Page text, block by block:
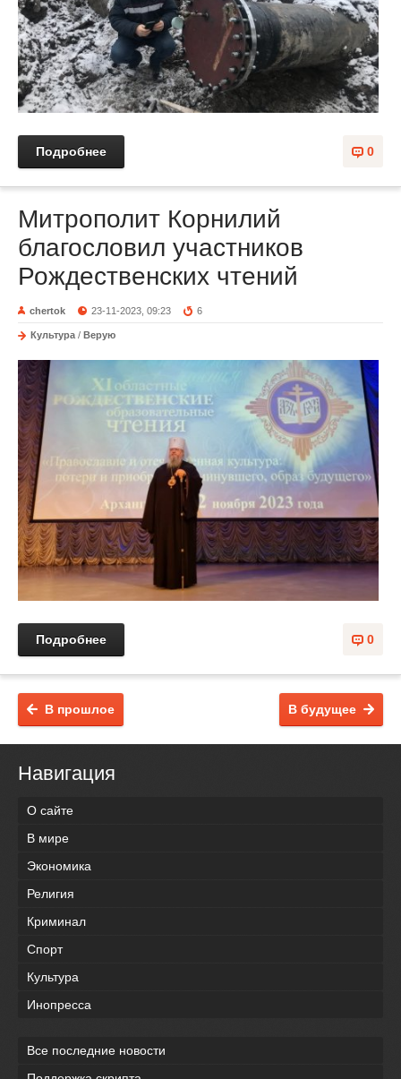
0
Подробнее
Митрополит Корнилий
благословил участников
Рождественских чтений
chertok 23-11-2023, 09:23 6
Культура / Верую
0
Подробнее
В будущее
В прошлое
Навигация
О сайте
В мире
Экономика
Религия
Криминал
Спорт
Культура
Инопресса
Все последние новости